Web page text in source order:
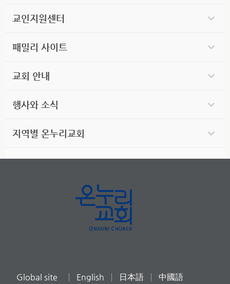
교인지원센터
패밀리 사이트
교회 안내
행사와 소식
지역별 온누리교회
Global site English 日本語 中國語